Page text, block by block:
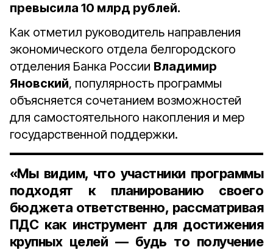
превысила 10 млрд рублей.
Как отметил руководитель направления
экономического отдела белгородского
отделения Банка России Владимир
Яновский, популярность программы
объясняется сочетанием возможностей
для самостоятельного накопления и мер
государственной поддержки.
«Мы видим, что участники программы
подходят к планированию своего
бюджета ответственно, рассматривая
ПДС как инструмент для достижения
крупных целей — будь то получение